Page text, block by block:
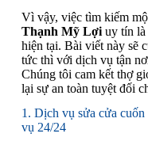
Vì vậy, việc tìm kiếm
Thạnh Mỹ Lợiuy tín là
hiện tại. Bài viết này sẽ
tức thì với dịch vụ tận
Chúng tôi cam kết thợ
lại sự an toàn tuyệt đối
1. Dịch vụ sửa cửa
vụ 24/24